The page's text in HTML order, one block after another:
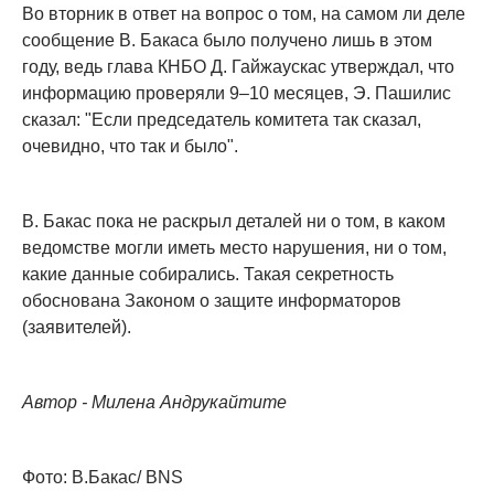
Во вторник в ответ на вопрос о том, на самом ли деле
сообщение В. Бакаса было получено лишь в этом
году, ведь глава КНБО Д. Гайжаускас утверждал, что
информацию проверяли 9–10 месяцев, Э. Пашилис
сказал: "Если председатель комитета так сказал,
очевидно, что так и было".
В. Бакас пока не раскрыл деталей ни о том, в каком
ведомстве могли иметь место нарушения, ни о том,
какие данные собирались. Такая секретность
обоснована Законом о защите информаторов
(заявителей).
Автор - Милена Андрукайтите
Фото: В.Бакас/ BNS